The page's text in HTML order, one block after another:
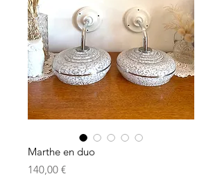
Marthe en duo
140,00 €Prix